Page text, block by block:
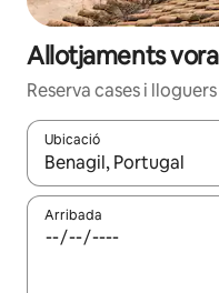
Allotjaments
Reserva cases i
Ubicació
Quan els resultats
Arribada